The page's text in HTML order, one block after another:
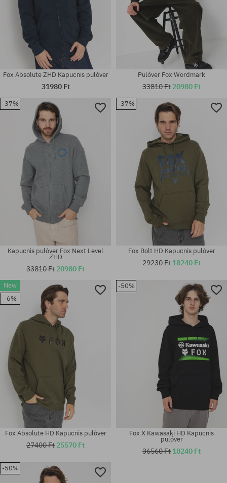
Elérhető méretek:
Elérhető méretek:
Elérhető méretek:
M; L; XL; XXL
Fox Absolute ZHD Kapucnis pulóver
31980 Ft
Pulóver Fox Wordmark
33810 Ft 20980 Ft
-37%
Elérhető méretek:
Kapucnis pulóver Fox Next Level
ZHD
33810 Ft 20980 Ft
-37%
Fox Bolt HD Kapucnis pulóver
29230 Ft 18240 Ft
New
-6%
Fox Absolute HD Kapucnis pulóver
27400 Ft 25570 Ft
-50%
Fox X Kawasaki HD Kapucnis
pulóver
36560 Ft 18240 Ft
-50%